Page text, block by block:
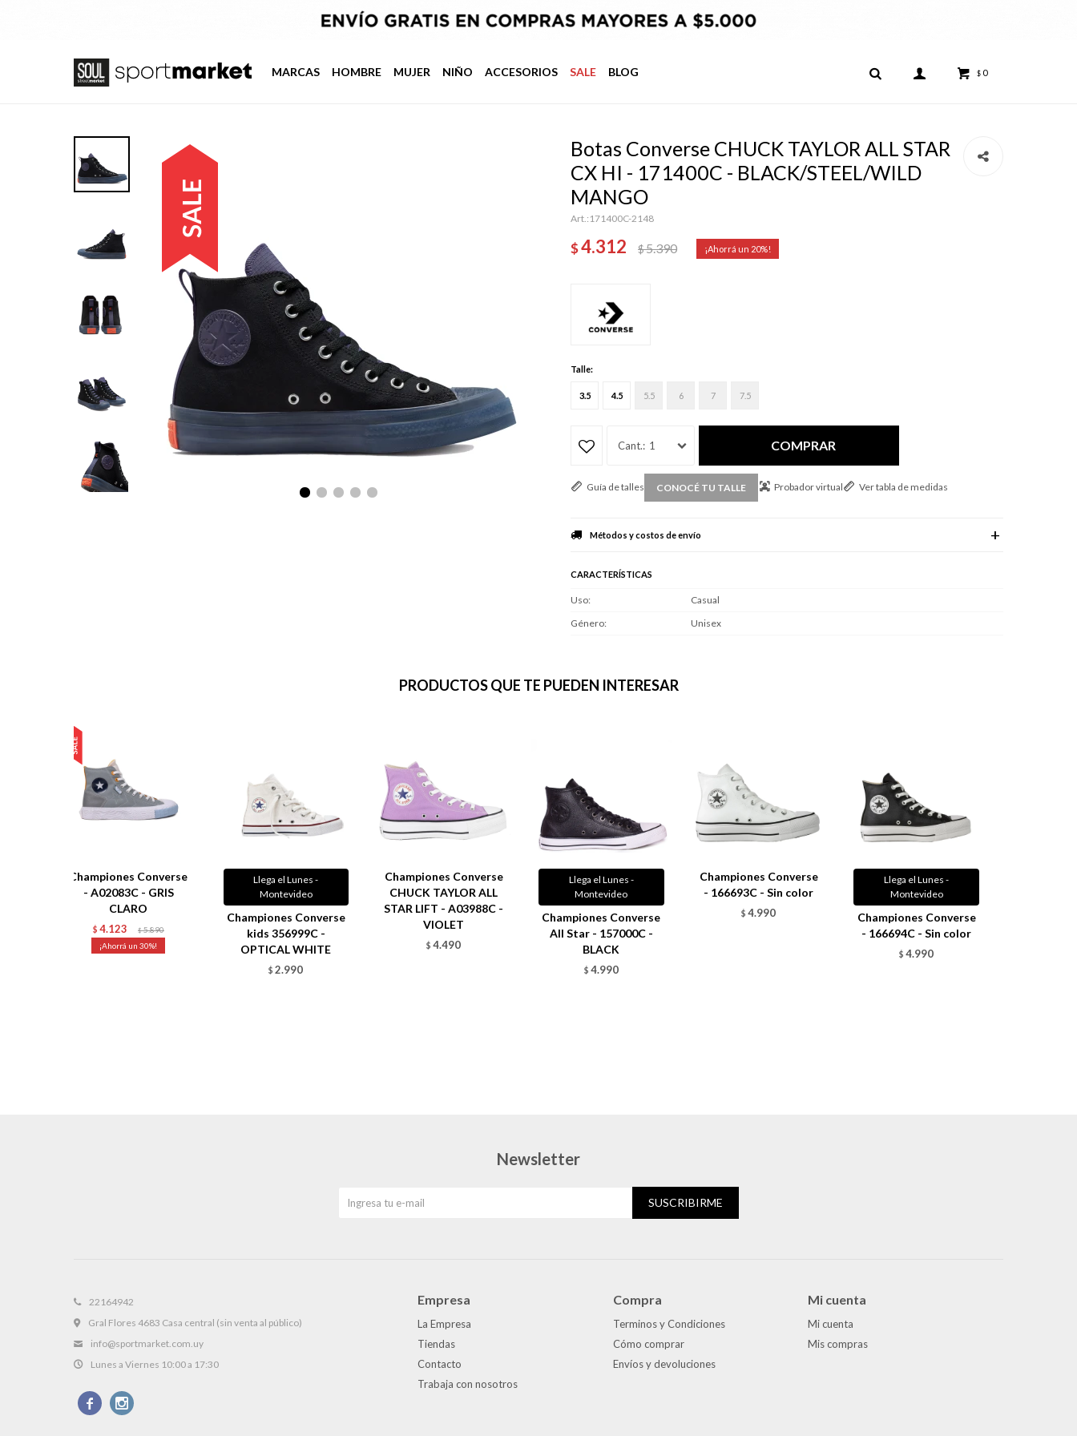
MARCAS HOMBRE MUJER NIÑO ACCESORIOS SALE BLOG $ 0
Botas Converse CHUCK TAYLOR ALL STAR
CX HI - 171400C - BLACK/STEEL/WILD
MANGO
171400C-2148
$4.312 $5.390 20
Talle:
3.5 4.5 5.5 6 7 7.5
1 COMPRAR
Guía de talles CONOCÉ TU TALLE Probador virtual Ver tabla de medidas
Métodos y costos de envío
CARACTERÍSTICAS
Uso
Casual
Género
Unisex
PRODUCTOS QUE TE PUEDEN INTERESAR
Championes Converse
- A02083C - GRIS
CLARO
$ 4.123 $ 5.890
30
Llega el Lunes -
Montevideo
Championes Converse
kids 356999C -
OPTICAL WHITE
$ 2.990
Championes Converse
CHUCK TAYLOR ALL
STAR LIFT - A03988C -
VIOLET
$ 4.490
Llega el Lunes -
Montevideo
Championes Converse
All Star - 157000C -
BLACK
$ 4.990
Championes Converse
- 166693C - Sin color
$ 4.990
Llega el Lunes -
Montevideo
Championes Converse
- 166694C - Sin color
$ 4.990
22164942
Gral Flores 4683 Casa central (sin venta al público)
info@sportmarket.com.uy
Lunes a Viernes 10:00 a 17:30
 
Empresa
La Empresa
Tiendas
Contacto
Trabaja con nosotros
Compra
Terminos y Condiciones
Cómo comprar
Envíos y devoluciones
Mi cuenta
Mi cuenta
Mis compras
Newsletter
SUSCRIBIRME